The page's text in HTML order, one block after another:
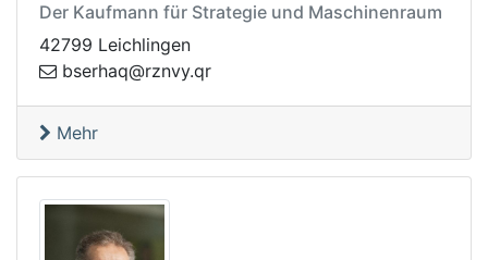
Der Kaufmann für Strategie und Maschinenraum
42799 Leichlingen
rq
.yvnzr@qahresb
Mehr